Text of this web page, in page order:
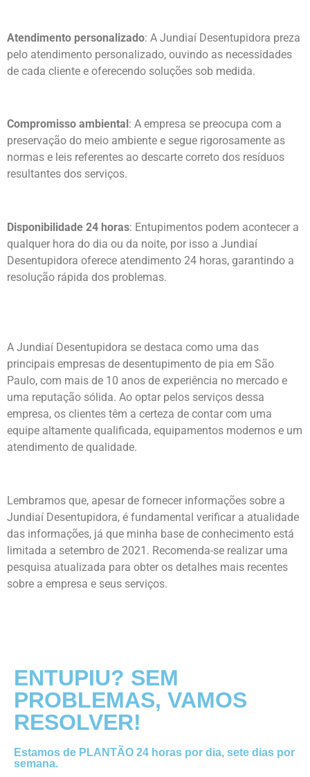
Atendimento personalizado: A Jundiaí Desentupidora preza
pelo atendimento personalizado, ouvindo as necessidades
de cada cliente e oferecendo soluções sob medida.
Compromisso ambiental : A empresa se preocupa com a
preservação do meio ambiente e segue rigorosamente as
normas e leis referentes ao descarte correto dos resíduos
resultantes dos serviços.
Disponibilidade 24 horas: Entupimentos podem acontecer a
qualquer hora do dia ou da noite, por isso a Jundiaí
Desentupidora oferece atendimento 24 horas, garantindo a
resolução rápida dos problemas.
A Jundiaí Desentupidora se destaca como uma das
principais empresas de desentupimento de pia em São
Paulo, com mais de 10 anos de experiência no mercado e
uma reputação sólida. Ao optar pelos serviços dessa
empresa, os clientes têm a certeza de contar com uma
equipe altamente qualificada, equipamentos modernos e um
atendimento de qualidade.
Lembramos que, apesar de fornecer informações sobre a
Jundiaí Desentupidora, é fundamental verificar a atualidade
das informações, já que minha base de conhecimento está
limitada a setembro de 2021. Recomenda-se realizar uma
pesquisa atualizada para obter os detalhes mais recentes
sobre a empresa e seus serviços.
ENTUPIU? SEM
PROBLEMAS, VAMOS
RESOLVER!
Estamos de PLANTÃO 24 horas por dia, sete dias por
semana.